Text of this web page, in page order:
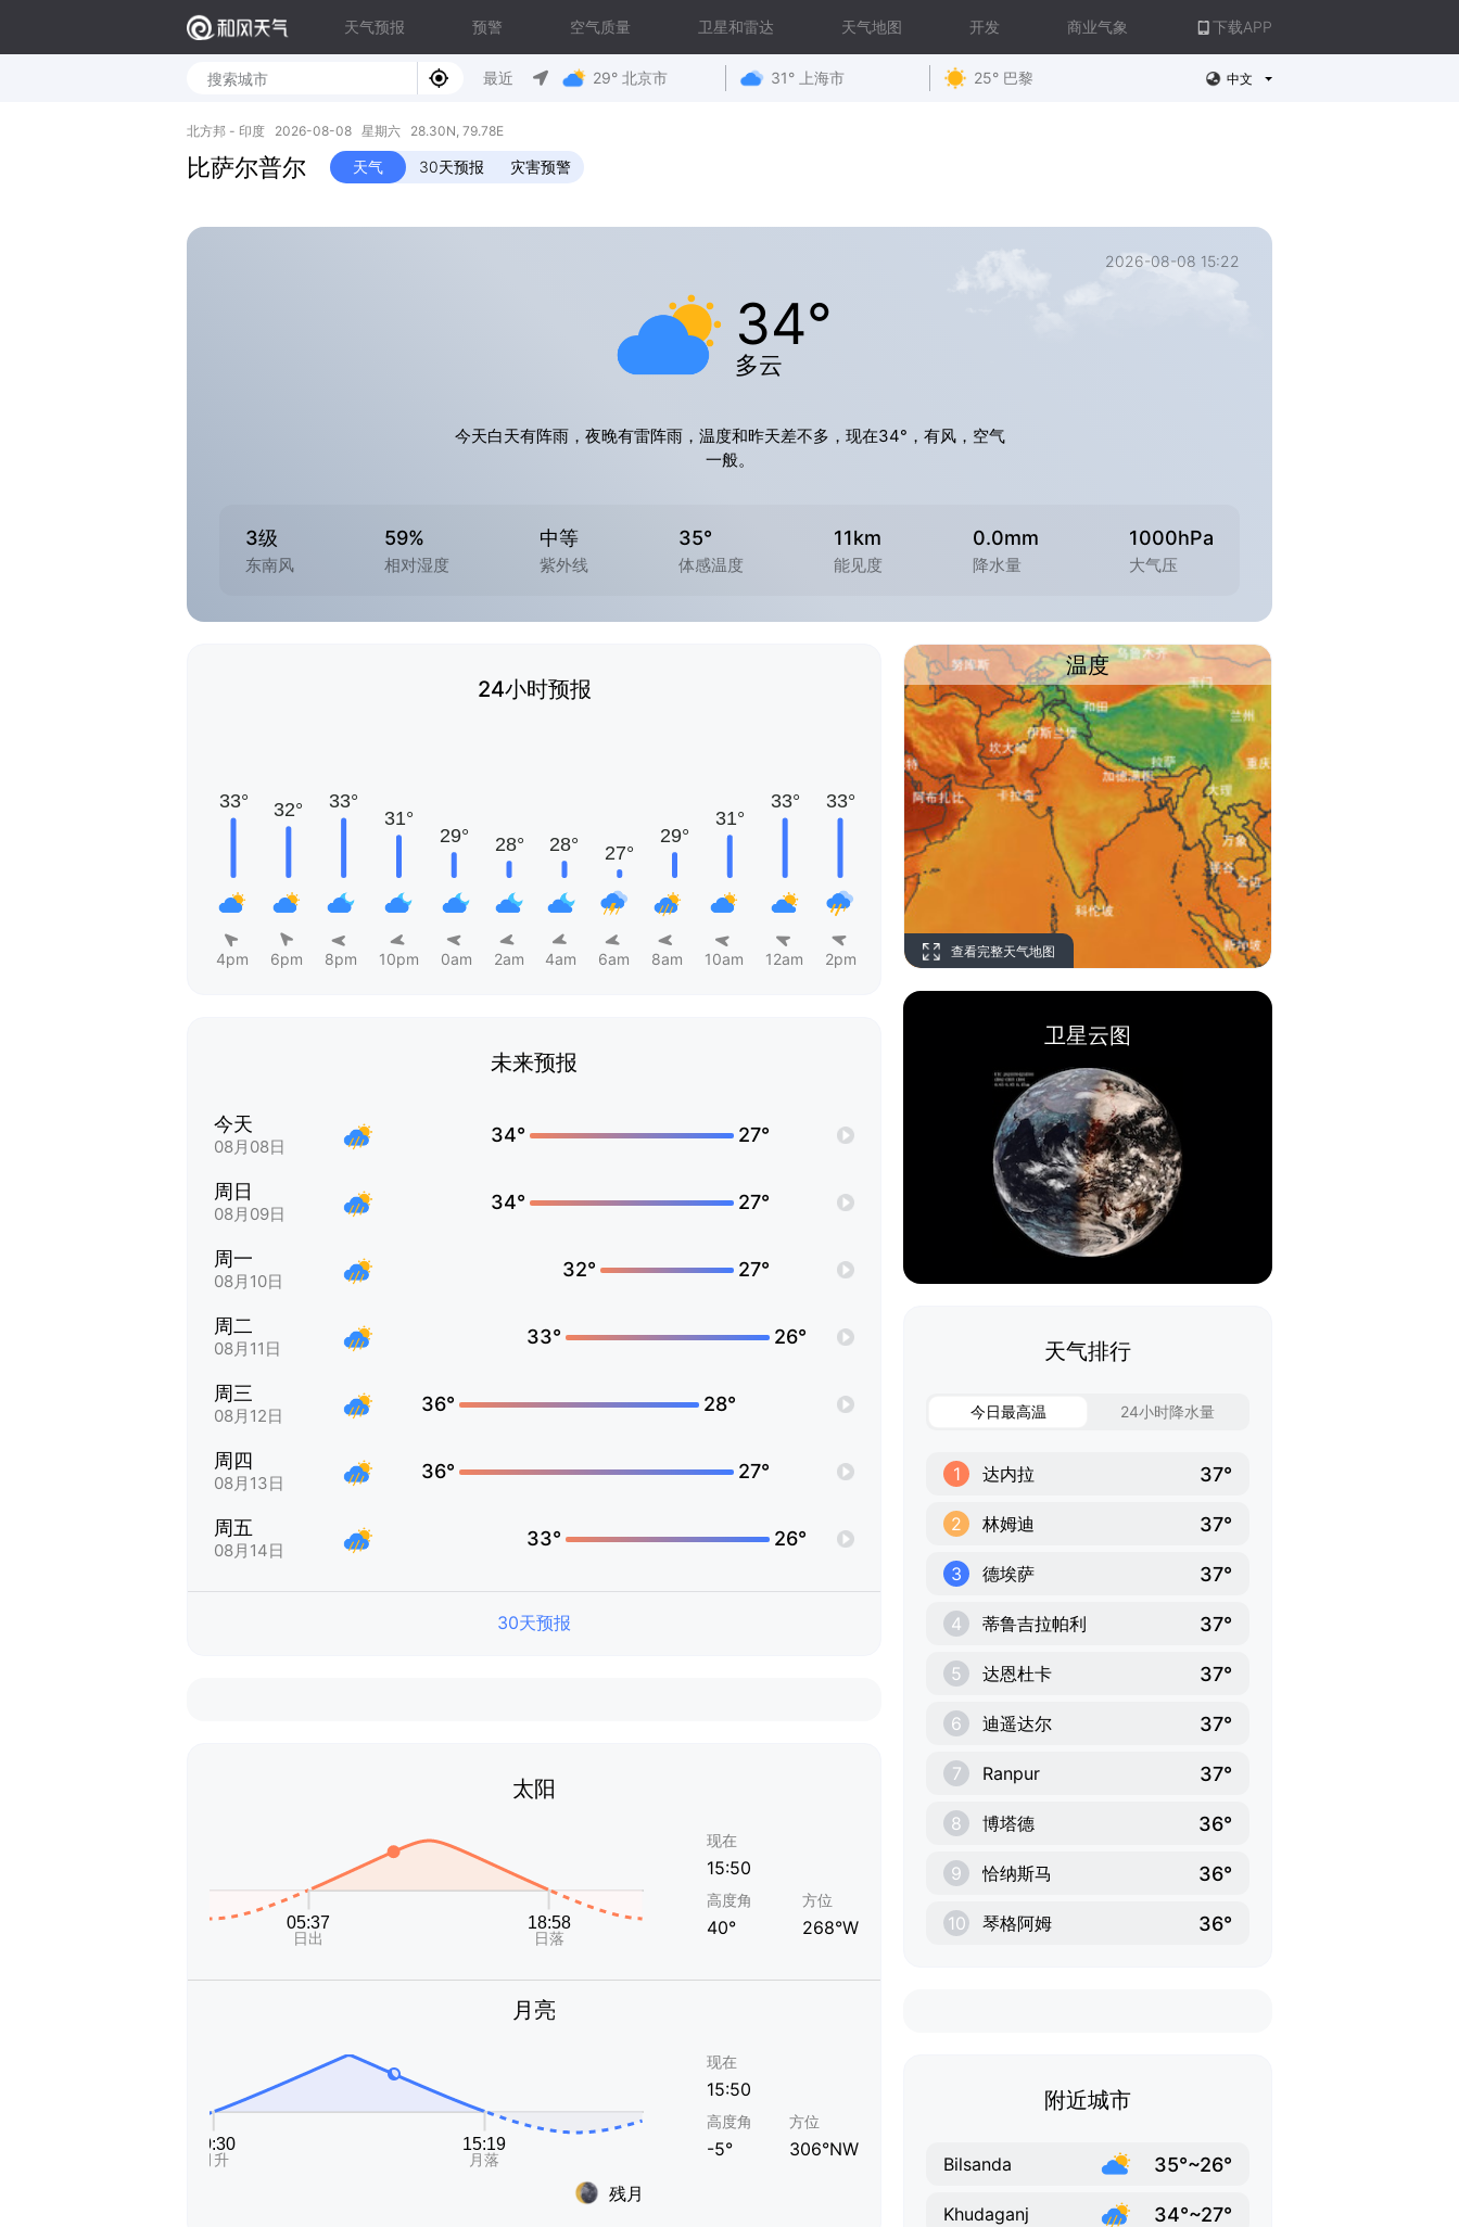
天气预报 预警 空气质量 卫星和雷达 天气地图 开发 商业气象 下载APP
最近 29° 北京市 31° 上海市 25° 巴黎 中文
北方邦 - 印度 2026-08-08 星期六 28.30N, 79.78E
比萨尔普尔 天气 30天预报 灾害预警
2026-08-08 15:22
34°
多云
今天白天有阵雨，夜晚有雷阵雨，温度和昨天差不多，现在34°，有风，空气
一般。
3级
东南风
59%
相对湿度
中等
紫外线
35°
体感温度
11km
能见度
0.0mm
降水量
1000hPa
大气压
24小时预报
4pm 6pm 8pm 10pm 0am 2am 4am 6am 8am 10am 12am 2pm
未来预报
今天
08月08日
34° 27°
周日
08月09日
34° 27°
周一
08月10日
32° 27°
周二
08月11日
33° 26°
周三
08月12日
36° 28°
周四
08月13日
36° 27°
周五
08月14日
33° 26°
30天预报
太阳
现在
15:50
高度角
40°
方位
268°W
月亮
残月
现在
15:50
高度角
-5°
方位
306°NW
温度
查看完整天气地图
卫星云图
天气排行
今日最高温 24小时降水量
1 达内拉 37°
2 林姆迪 37°
3 德埃萨 37°
4 蒂鲁吉拉帕利 37°
5 达恩杜卡 37°
6 迪遥达尔 37°
7 Ranpur 37°
8 博塔德 36°
9 恰纳斯马 36°
10 琴格阿姆 36°
附近城市
Bilsanda 35°~26°
Khudaganj 34°~27°